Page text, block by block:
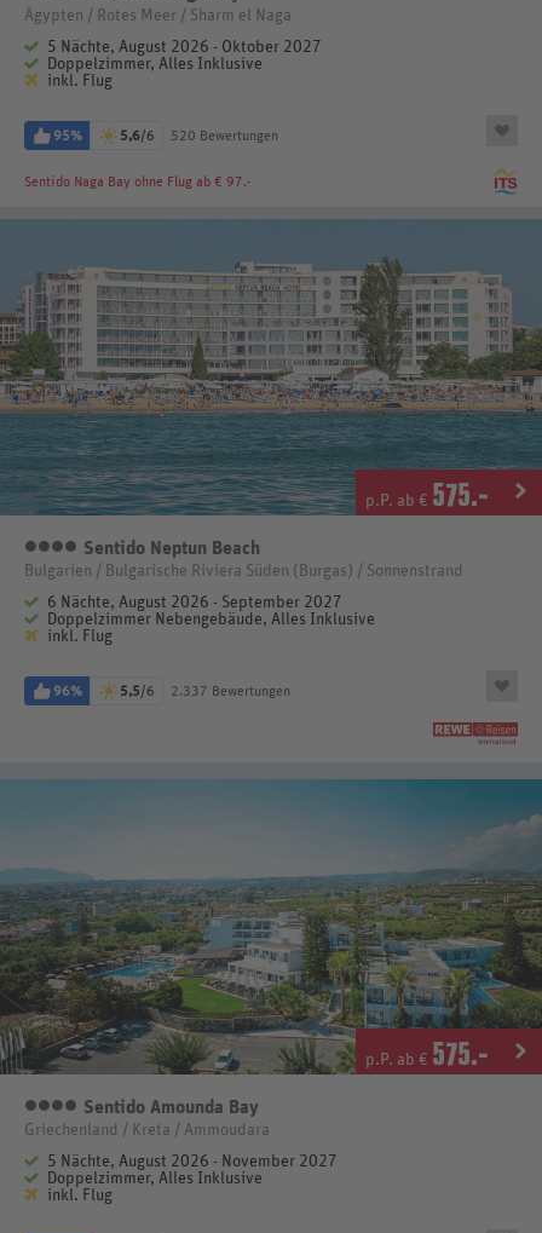
Ägypten / Rotes Meer / Sharm el Naga
5 Nächte, August 2026 - Oktober 2027
Doppelzimmer, Alles Inklusive
inkl. Flug
95% 5,6/6 520 Bewertungen
Sentido Naga Bay ohne Flug ab € 97.-
p.P. ab € 575.-
4 Sterne
Sentido Neptun Beach
Bulgarien / Bulgarische Riviera Süden (Burgas) / Sonnenstrand
6 Nächte, August 2026 - September 2027
Doppelzimmer Nebengebäude, Alles Inklusive
inkl. Flug
96% 5,5/6 2.337 Bewertungen
p.P. ab € 575.-
4 Sterne
Sentido Amounda Bay
Griechenland / Kreta / Ammoudara
5 Nächte, August 2026 - November 2027
Doppelzimmer, Alles Inklusive
inkl. Flug